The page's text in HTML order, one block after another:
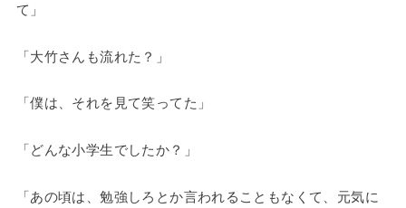
て」
「大竹さんも流れた？」
「僕は、それを見て笑ってた」
「どんな小学生でしたか？」
「あの頃は、勉強しろとか言われることもなくて、元気に